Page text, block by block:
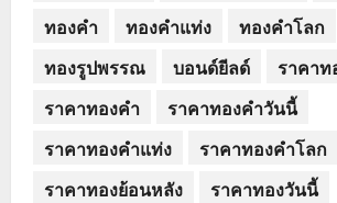
ทองคำ
ทองคำแท่ง
ทองคำโลก
ทองรูปพรรณ
บอนด์ยีลด์
ราคาท
ราคาทองคำ
ราคาทองคำวันนี้
ราคาทองคำแท่ง
ราคาทองคำโลก
ราคาทองย้อนหลัง
ราคาทองวันนี้